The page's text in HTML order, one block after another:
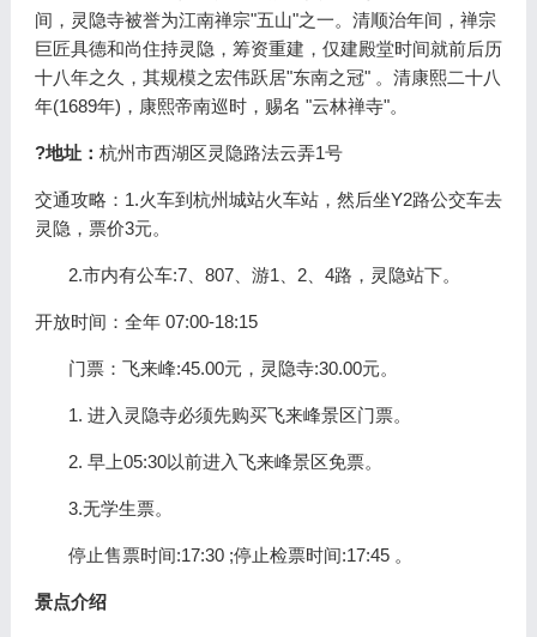
间，灵隐寺被誉为江南禅宗"五山"之一。清顺治年间，禅宗
巨匠具德和尚住持灵隐，筹资重建，仅建殿堂时间就前后历
十八年之久，其规模之宏伟跃居"东南之冠" 。清康熙二十八
年(1689年)，康熙帝南巡时，赐名 "云林禅寺"。
?地址： 杭州市西湖区灵隐路法云弄1号
交通攻略：1.火车到杭州城站火车站，然后坐Y2路公交车去
灵隐，票价3元。
2.市内有公车:7、807、游1、2、4路，灵隐站下。
开放时间：全年 07:00-18:15
门票：飞来峰:45.00元，灵隐寺:30.00元。
1. 进入灵隐寺必须先购买飞来峰景区门票。
2. 早上05:30以前进入飞来峰景区免票。
3.无学生票。
停止售票时间:17:30 ;停止检票时间:17:45 。
景点介绍